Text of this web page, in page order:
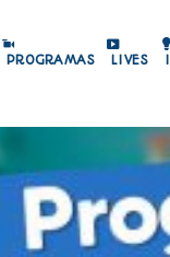
PROGRAMAS LIVES